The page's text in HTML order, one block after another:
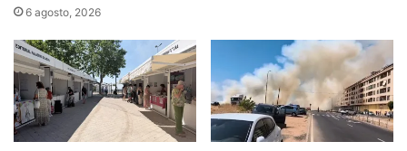
6 agosto, 2026